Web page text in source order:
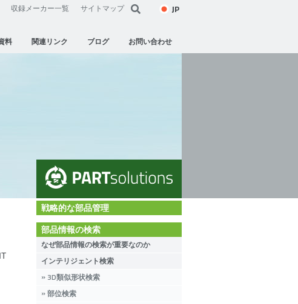
収録メーカー一覧 サイトマップ JP
料 関連リンク ブログ お問い合わせ
戦略的な部品管理
部品情報の検索
なぜ部品情報の検索が重要なのか
インテリジェント検索
3D類似形状検索
部位検索